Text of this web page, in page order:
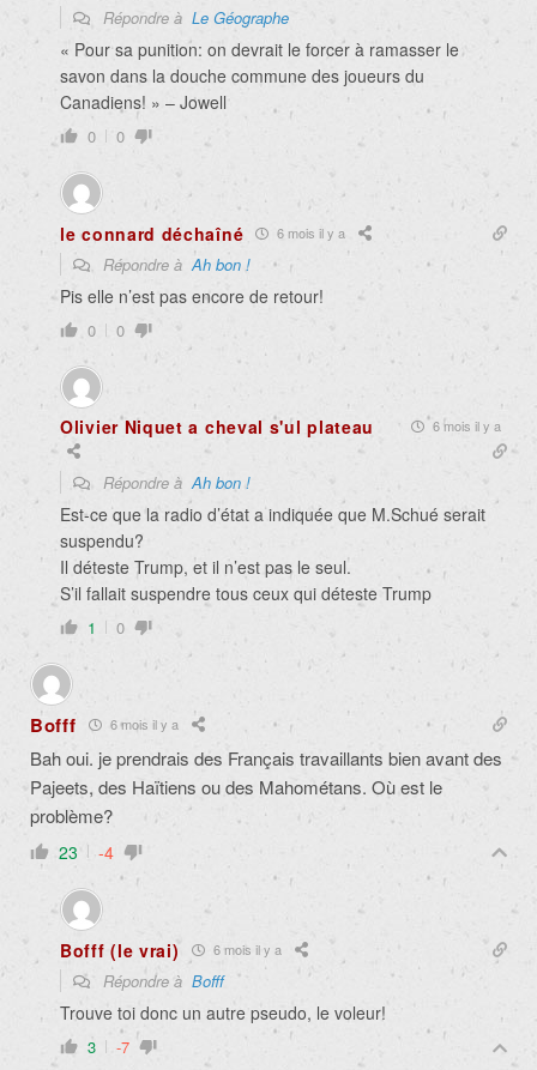
Répondre à Le Géographe
« Pour sa punition: on devrait le forcer à ramasser le
savon dans la douche commune des joueurs du
Canadiens! » – Jowell
0 0
le connard déchaîné 6 mois il y a
Répondre à Ah bon !
Pis elle n’est pas encore de retour!
0 0
Olivier Niquet a cheval s'ul plateau 6 mois il y a
Répondre à Ah bon !
Est-ce que la radio d’état a indiquée que M.Schué serait
suspendu?
Il déteste Trump, et il n’est pas le seul.
S’il fallait suspendre tous ceux qui déteste Trump
1 0
Bofff 6 mois il y a
Bah oui. je prendrais des Français travaillants bien avant des
Pajeets, des Haïtiens ou des Mahométans. Où est le
problème?
23 -4
Bofff (le vrai) 6 mois il y a
Répondre à Bofff
Trouve toi donc un autre pseudo, le voleur!
3 -7